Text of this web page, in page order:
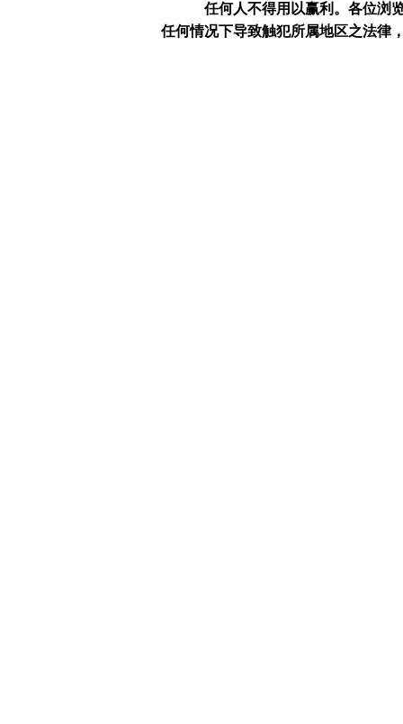
任何人不得用以赢利。 各位浏
任何情况下导致触犯所属地区之法律